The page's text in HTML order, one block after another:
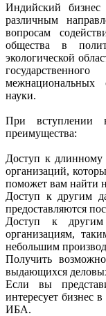
Индийский бизнес
различным
вопросам
общества в
экологической
межнациональных
науки.
При
преимущества:
Доступ к длинному
организаций,
поможет вам найти
Доступ к другим
предоставляются
Доступ к
организациям,
небольшим
Получить
выдающихся
Если вы
интересует бизнес
ИБА.